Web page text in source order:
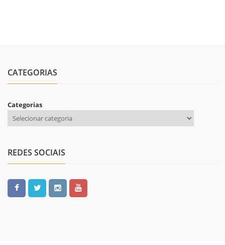
CATEGORIAS
Categorias
REDES SOCIAIS